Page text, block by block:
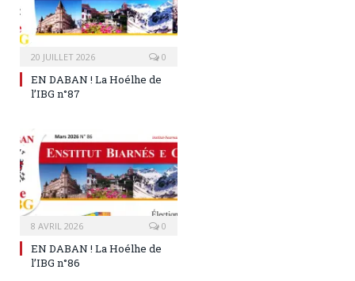
20 JUILLET 2026 0
EN DABAN ! La Hoélhe de
l’IBG n°87
8 AVRIL 2026 0
EN DABAN ! La Hoélhe de
l’IBG n°86